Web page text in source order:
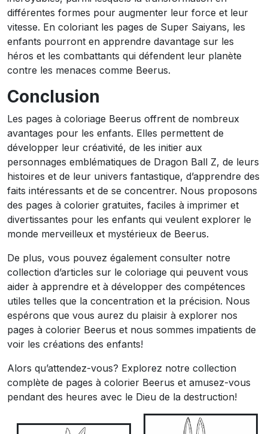
différentes formes pour augmenter leur force et leur
vitesse. En coloriant les pages de Super Saiyans, les
enfants pourront en apprendre davantage sur les
héros et les combattants qui défendent leur planète
contre les menaces comme Beerus.
Conclusion
Les pages à coloriage Beerus offrent de nombreux
avantages pour les enfants. Elles permettent de
développer leur créativité, de les initier aux
personnages emblématiques de Dragon Ball Z, de leurs
histoires et de leur univers fantastique, d’apprendre des
faits intéressants et de se concentrer. Nous proposons
des pages à colorier gratuites, faciles à imprimer et
divertissantes pour les enfants qui veulent explorer le
monde merveilleux et mystérieux de Beerus.
De plus, vous pouvez également consulter notre
collection d’articles sur le coloriage qui peuvent vous
aider à apprendre et à développer des compétences
utiles telles que la concentration et la précision. Nous
espérons que vous aurez du plaisir à explorer nos
pages à colorier Beerus et nous sommes impatients de
voir les créations des enfants!
Alors qu’attendez-vous? Explorez notre collection
complète de pages à colorier Beerus et amusez-vous
pendant des heures avec le Dieu de la destruction!